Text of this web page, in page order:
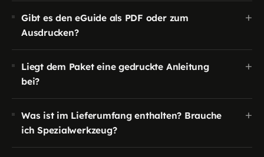
Gibt es den eGuide als PDF oder zum
Ausdrucken?
+
Liegt dem Paket eine gedruckte Anleitung
bei?
+
Was ist im Lieferumfang enthalten? Brauche
ich Spezialwerkzeug?
+